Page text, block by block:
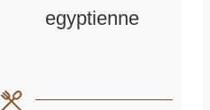
egyptienne